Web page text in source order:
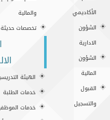
الأكاديمي
الشؤون
الادارية
الشؤون
المالية
القبول
والتسجيل
والمالية
تخصصات حديثة
الهيئة
خدمات الطلبة
خدمات